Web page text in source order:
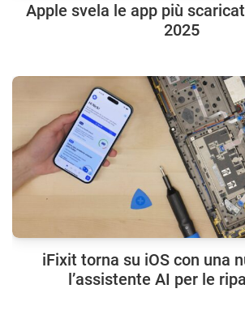
Apple svela le app più
2025
iFixit torna su iOS con una
l’assistente AI per le